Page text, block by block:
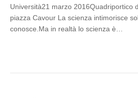
Università21 marzo 2016Quadriportico
piazza Cavour La scienza intimorisce
conosce.Ma in realtà lo scienza è…